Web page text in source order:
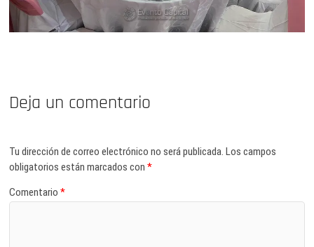
Deja un comentario
Tu dirección de correo electrónico no será publicada. Los campos
obligatorios están marcados con*
Comentario*